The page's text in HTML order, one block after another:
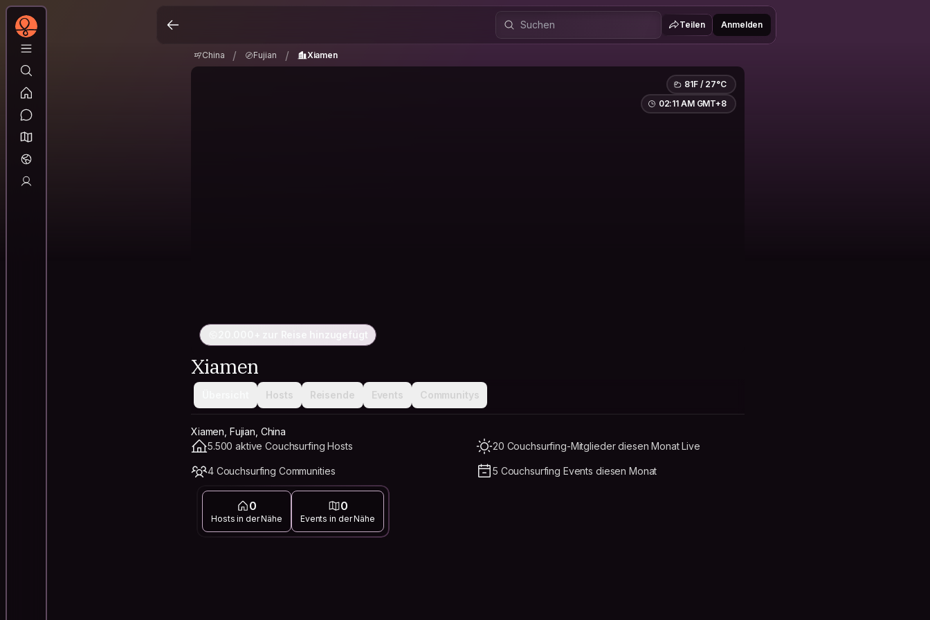
Teilen Anmelden
China / Fujian / Xiamen
81F / 27°C
02:11 AM GMT+8
20.000+ zur Reise hinzugefügt
Xiamen
Hosts Reisende Events Communitys
Xiamen, Fujian, China
5.500 aktive Couchsurfing Hosts
20 Couchsurfing-Mitglieder diesen Monat Live
4 Couchsurfing Communities 5 Couchsurfing Events diesen Monat
0
Hosts in der Nähe
0
Events in der Nähe